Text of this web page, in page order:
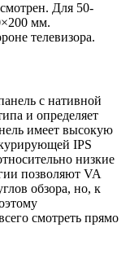
Для 50-
мм.
телевизора.
с нативной
и определяет
имеет высокую
IPS
низкие
позволяют VA
обзора, но, к
смотреть прямо